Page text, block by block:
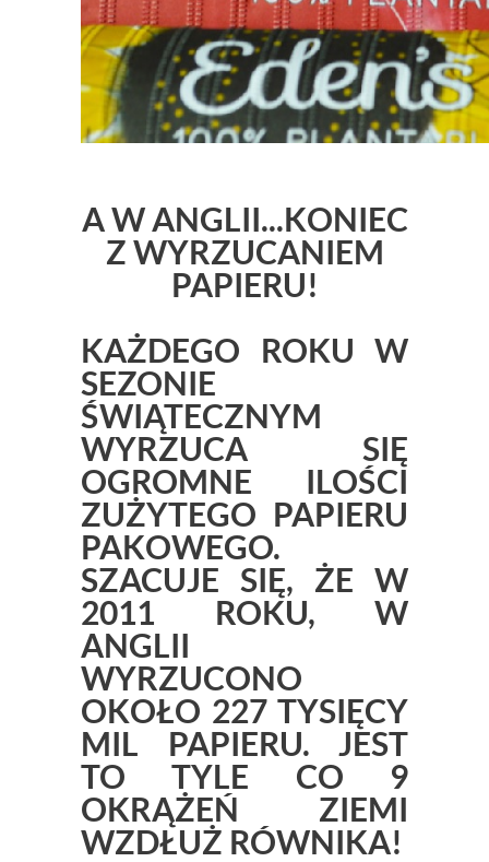
A W ANGLII...KONIEC
Z WYRZUCANIEM
PAPIERU!
KAŻDEGO ROKU W
SEZONIE
ŚWIĄTECZNYM
WYRZUCA SIĘ
OGROMNE ILOŚCI
ZUŻYTEGO PAPIERU
PAKOWEGO.
SZACUJE SIĘ, ŻE W
2011 ROKU, W
ANGLII
WYRZUCONO
OKOŁO 227 TYSIĘCY
MIL PAPIERU. JEST
TO TYLE CO 9
OKRĄŻEŃ ZIEMI
WZDŁUŻ RÓWNIKA!